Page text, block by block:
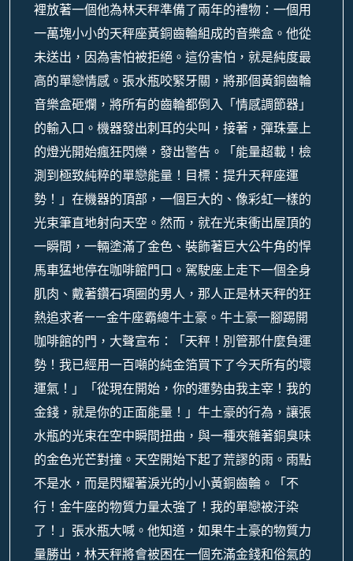
裡放著一個他為林天秤準備了兩年的禮物：一個用
一萬塊小小的天秤座黃銅齒輪組成的音樂盒。他從
未送出，因為害怕被拒絕。這份害怕，就是純度最
高的單戀情感。張水瓶咬緊牙關，將那個黃銅齒輪
音樂盒砸爛，將所有的齒輪都倒入「情感調節器」
的輸入口。機器發出刺耳的尖叫，接著，彈珠臺上
的燈光開始瘋狂閃爍，發出警告。「能量超載！檢
測到極致純粹的單戀能量！目標：提升天秤座運
勢！」在機器的頂部，一個巨大的、像彩虹一樣的
光束筆直地射向天空。然而，就在光束衝出屋頂的
一瞬間，一輛塗滿了金色、裝飾著巨大公牛角的悍
馬車猛地停在咖啡館門口。駕駛座上走下一個全身
肌肉、戴著鑽石項圈的男人，那人正是林天秤的狂
熱追求者——金牛座霸總牛土豪。牛土豪一腳踢開
咖啡館的門，大聲宣布：「天秤！別管那什麼負運
勢！我已經用一百噸的純金箔買下了今天所有的壞
運氣！」「從現在開始，你的運勢由我主宰！我的
金錢，就是你的正面能量！」牛土豪的行為，讓張
水瓶的光束在空中瞬間扭曲，與一種夾雜著銅臭味
的金色光芒對撞。天空開始下起了荒謬的雨。雨點
不是水，而是閃耀著淚光的小小黃銅齒輪。「不
行！金牛座的物質力量太強了！我的單戀被汙染
了！」張水瓶大喊。他知道，如果牛土豪的物質力
量勝出，林天秤將會被困在一個充滿金錢和俗氣的